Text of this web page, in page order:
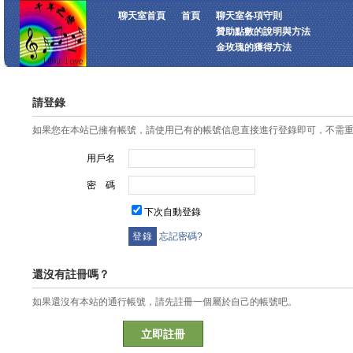
聊天室首頁 首頁
聊天室各項守則
贊助點數的說明與方法
金玫瑰的獲得方法
請登錄
如果您在本站已擁有帳號，請使用已有的帳號信息直接進行登錄即可，不需
用戶名
密 碼
下次自動登錄
忘記密碼?
還沒有註冊嗎？
如果還沒有本站的通行帳號，請先註冊一個屬於自己的帳號吧。
立即註冊